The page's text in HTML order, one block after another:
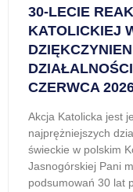
30-LECIE
KATOLICKIEJ
CZERWCA
Akcja Katolicka jest
najprężniejszych
świeckie w polskim
Jasnogórskiej Pani
podsumowań 30 lat